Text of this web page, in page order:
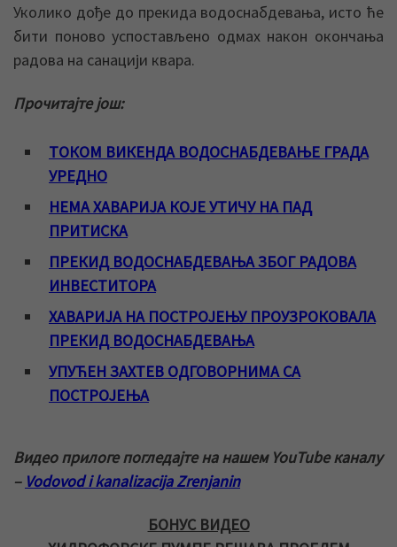
Уколико дође до прекида водоснабдевања, исто ће
бити поново успостављено одмах након окончања
радова на санацији квара.
Прочитајте још:
ТОКОМ ВИКЕНДА ВОДОСНАБДЕВАЊЕ ГРАДА
УРЕДНО
НЕМА ХАВАРИЈА КОЈЕ УТИЧУ НА ПАД
ПРИТИСКА
ПРЕКИД ВОДОСНАБДЕВАЊА ЗБОГ РАДОВА
ИНВЕСТИТОРА
ХАВАРИЈА НА ПОСТРОЈЕЊУ ПРОУЗРОКОВАЛА
ПРЕКИД ВОДОСНАБДЕВАЊА
УПУЋЕН ЗАХТЕВ ОДГОВОРНИМА СА
ПОСТРОЈЕЊА
Видео прилоге погледајте на нашем YouTube каналу
– Vodovod i kanalizacija Zrenjanin
БОНУС ВИДЕО